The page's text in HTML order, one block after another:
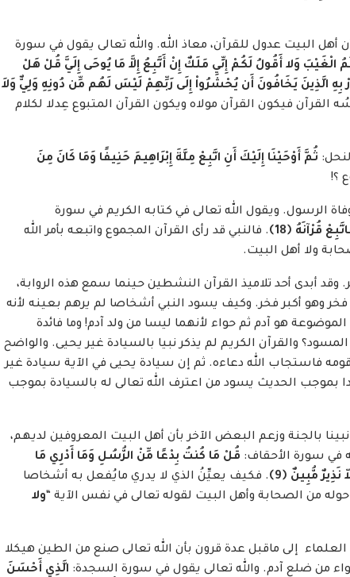
البيت عدول للقرآن، معاذ الله. والله تعالى يقول في سورة
الْغَيْبَ وَلا أَقُولُ لَكُمْ إِنِّي مَلَكٌ إِنْ أَتَّبِعُ إِلاَّ مَا يُوحَى إِلَيَّ قُلْ هَلْ
بِهِ الَّذِينَ يَخَافُونَ أَن يُحْشَرُواْ إِلَى رَبِّهِمْ لَيْسَ لَهُم مِّن دُونِهِ وَلِيٌّ وَلاَ
القرآن فيكون القرآن مولاه ويكون القرآن المتبوع عِدلا لكلام
ثُمَّ أَوْحَيْنَا إِلَيْكَ أَنِ اتَّبِعْ مِلَّةَ إِبْرَاهِيمَ حَنِيفًا وَمَا كَانَ مِنَ
؟!
الرسول. ويقول الله تعالى في كتابه الكريم في سورة
قُرْآنَهُ ﴿18﴾. فالنبي قد رأى القرآن المجموع واتبعه بأمر الله
ولا أهل البيت.
وقد أبدى أحد تلاميذ القرآن النشطين حينما سمع هذه الروابة،
فخر وهو أكبر فخر. وكيف يسود النبي أشخاصا لم يرهم بعينه لأنه
هو آدم ثم حواء لأنهما ليسا من ولد آدم! وما فائدة
والقرآن الكريم لم يذكر نبيا بالسيادة غير يحيى. والواضح
قومه فاستجاب الله دعاءه. ثم إن سيادة يحيى في الآية سيادة غير
بموجب الحديث يسود من اعترف الله تعالى له بالسيادة بموجب
بالجنة وزعم البعض الآخر بأن أهل البيت المعروفين لديهم،
في سورة الأحقاف: قُلْ مَا كُنتُ بِدْعًا مِّنْ الرُّسُلِ وَمَا أَدْرِي مَا
نَذِيرٌ مُّبِينٌ ﴿9﴾. فكيف يعيِّنُ الذي لا يدري مايُفعل به أشخاصا
من الصحابة وأهل البيت لقوله تعالى في نفس الآية “ولا
العلماء إلى ماقبل عدة قرون بأن الله تعالى صنع من الطين هيكلا
من ضلع آدم. والله تعالى يقول في سورة السجدة: الَّذِي أَحْسَنَ